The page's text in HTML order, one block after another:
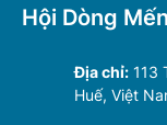
Hội Dòng
Địa chỉ: 113
Huế, Việt